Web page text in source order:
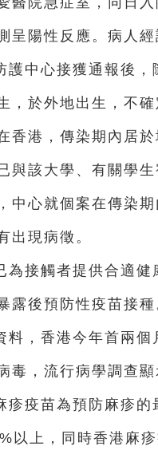
呈陽性反應。病人
護中心接獲通報後
，於外地出生，不
香港，傳染期內居
與該大學、有關學
中心就個案在傳染
出現病徵。
為接觸者提供合適
露後預防性疫苗接種
料，香港今年首兩
毒，流行病學調查
疹疫苗為預防麻疹
以上，同時香港麻